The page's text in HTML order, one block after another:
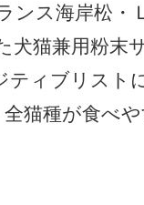
ンス海岸松・
猫兼用粉末
ィブリスト
猫種が食べ